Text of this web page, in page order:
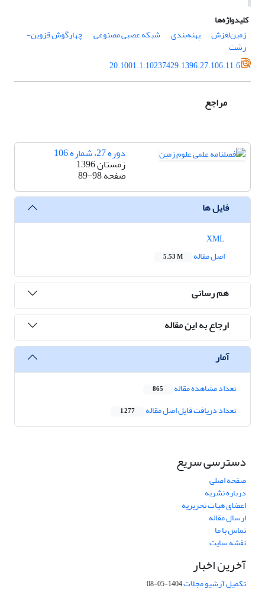
کلیدواژه‌ها
زمین‌لغزش
پهنه‌بندی شبکه عصبی مصنوعی چهارگوش قزوین-
رشت
20.1001.1.10237429.1396.27.106.11.6
مراجع
دوره 27، شماره 106
زمستان 1396
صفحه89-98
فایل ها
اصل مقاله
5.53 M
هم رسانی
ارجاع به این مقاله
آمار
تعداد مشاهده مقاله 865
تعداد دریافت فایل اصل مقاله 1,277
دسترسی سریع
صفحه اصلی
درباره نشریه
اعضای هیات تحریریه
ارسال مقاله
تماس با ما
نقشه سایت
آخرین اخبار
تکمیل آرشیو مجلات1404-05-08